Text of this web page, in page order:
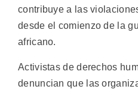
contribuye a las
desde el comienzo de la
africano.
Activistas de derechos
denuncian que las